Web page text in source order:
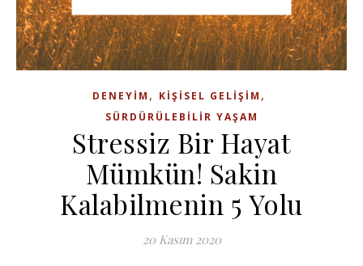
DENEYIM , KIŞISEL GELIŞIM ,
SÜRDÜRÜLEBILIR YAŞAM
Stressiz Bir Hayat
Mümkün! Sakin
Kalabilmenin 5 Yolu
20 Kasım 2020